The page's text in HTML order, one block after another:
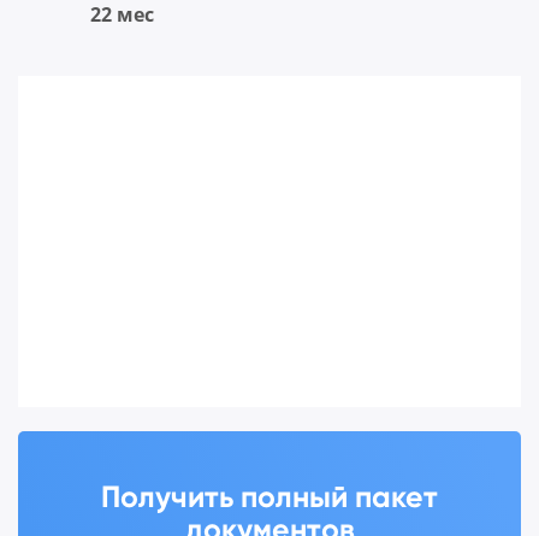
22 мес
Получить полный пакет